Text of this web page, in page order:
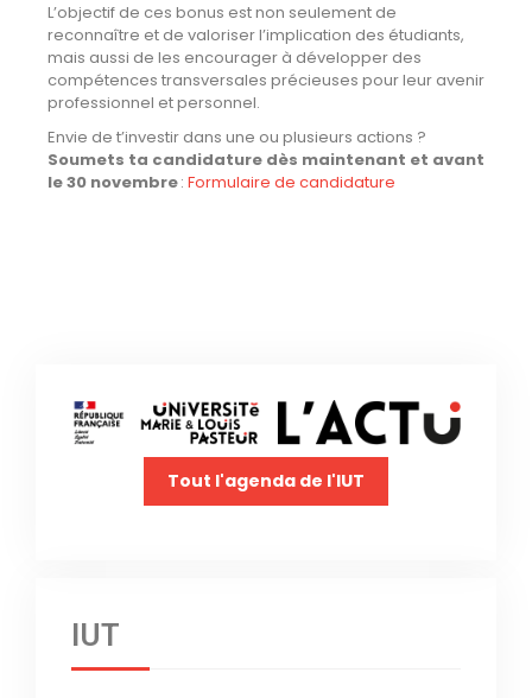
L’objectif de ces bonus est non seulement de
reconnaître et de valoriser l’implication des étudiants,
mais aussi de les encourager à développer des
compétences transversales précieuses pour leur avenir
professionnel et personnel.
Envie de t’investir dans une ou plusieurs actions ?
Soumets ta candidature dès maintenant et avant
le 30 novembre: Formulaire de candidature
Tout l'agenda de l'IUT
IUT